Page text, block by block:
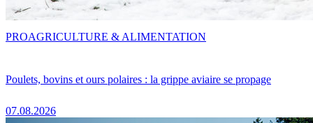
Poulets, bovins et ours polaires : la grippe aviaire se propage
07.08.2026
PROAGRICULTURE & ALIMENTATION